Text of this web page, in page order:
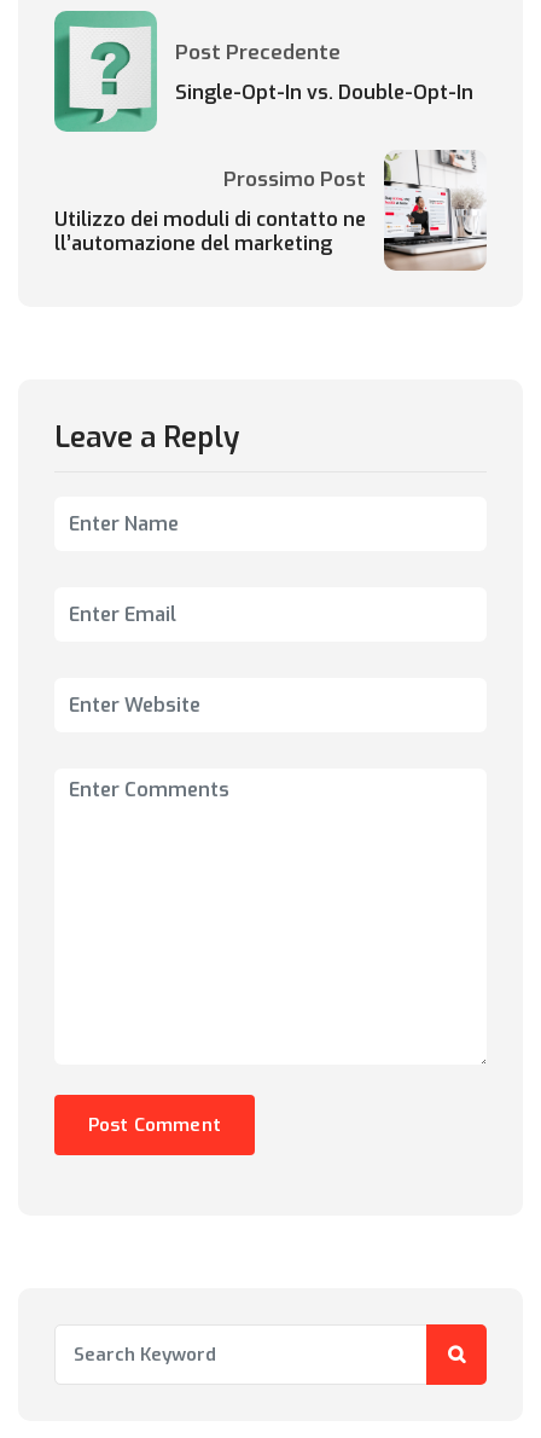
Post Precedente
Single-Opt-In vs. Double-Opt-In
Prossimo Post
Utilizzo dei moduli di contatto ne
ll’automazione del marketing
Leave a Reply